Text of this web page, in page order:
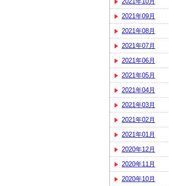
2021年09月
2021年08月
2021年07月
2021年06月
2021年05月
2021年04月
2021年03月
2021年02月
2021年01月
2020年12月
2020年11月
2020年10月